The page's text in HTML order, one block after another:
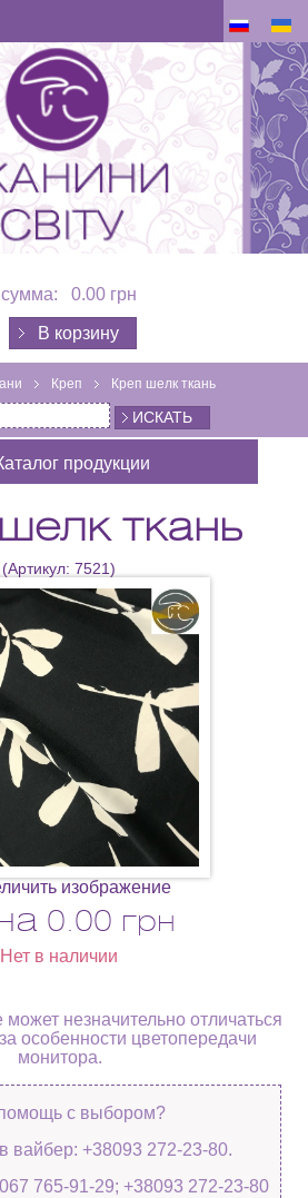
0.00 грн
В корзину
Креп Креп шелк ткань
ИСКАТЬ
продукции
ткань
(Артикул: 7521)
изображение
0.00 грн
Нет в наличии
может незначительно отличаться
особенности цветопередачи
монитора.
с выбором?
вайбер: +38093 272-23-80.
765-91-29; +38093 272-23-80